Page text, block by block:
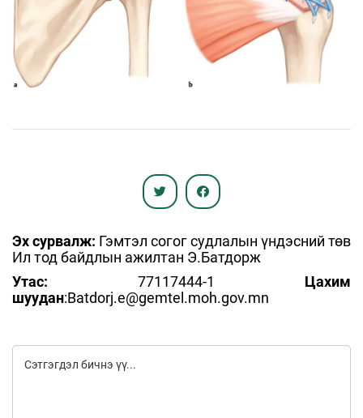
Эх сурвалж: Гэмтэл согог судлалын үндэсний төв
Ил тод байдлын ажилтан Э.Батдорж
Утас: 77117444-1 Цахим
шуудан:Batdorj.e@gemtel.moh.gov.mn